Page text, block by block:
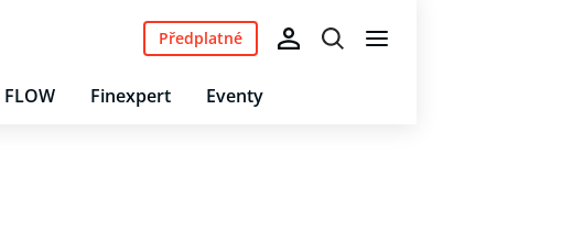
FLOW Finexpert Eventy
Předplatné